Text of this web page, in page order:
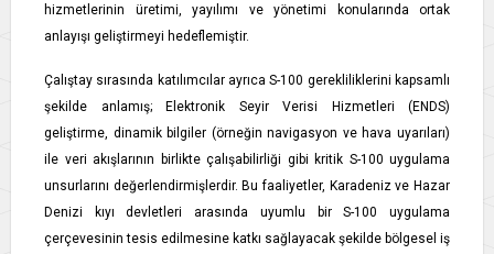
hizmetlerinin üretimi, yayılımı ve yönetimi konularında ortak
anlayışı geliştirmeyi hedeflemiştir.
Çalıştay sırasında katılımcılar ayrıca S-100 gerekliliklerini kapsamlı
şekilde anlamış; Elektronik Seyir Verisi Hizmetleri (ENDS)
geliştirme, dinamik bilgiler (örneğin navigasyon ve hava uyarıları)
ile veri akışlarının birlikte çalışabilirliği gibi kritik S-100 uygulama
unsurlarını değerlendirmişlerdir. Bu faaliyetler, Karadeniz ve Hazar
Denizi kıyı devletleri arasında uyumlu bir S-100 uygulama
çerçevesinin tesis edilmesine katkı sağlayacak şekilde bölgesel iş